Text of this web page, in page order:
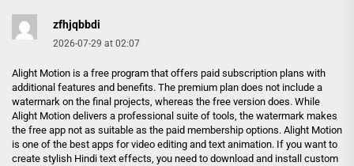
zfhjqbbdi
2026-07-29 at 02:07
Alight Motion is a free program that offers paid subscription plans with
additional features and benefits. The premium plan does not include a
watermark on the final projects, whereas the free version does. While
Alight Motion delivers a professional suite of tools, the watermark makes
the free app not as suitable as the paid membership options. Alight Motion
is one of the best apps for video editing and text animation. If you want to
create stylish Hindi text effects, you need to download and install custom